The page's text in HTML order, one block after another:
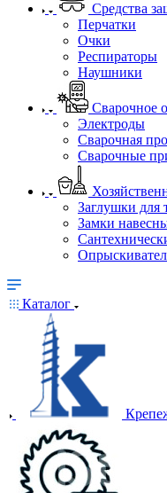
Средства
Перчатки
Очки
Респираторы
Наушники
Сварочное
Электроды
Сварочная
Сварочные
Заглушки для
Замки
Каталог